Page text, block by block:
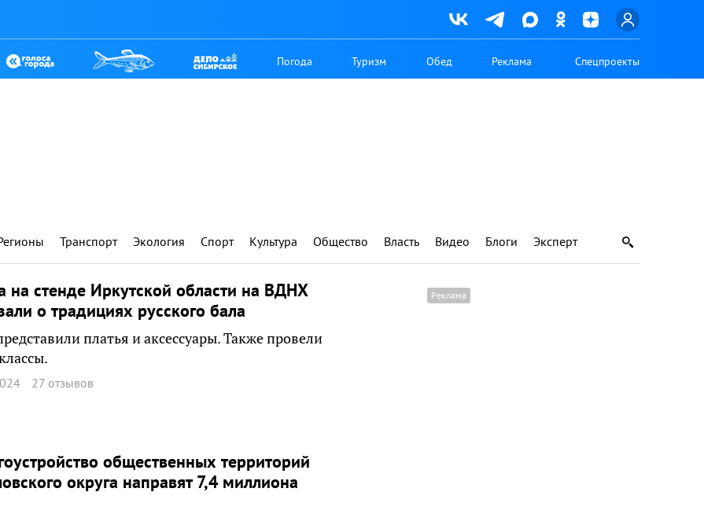
Погода Туризм Обед Реклама Спецпроекты
Транспорт Экология Спорт Культура Общество Власть Видео Блоги Эксперт
на стенде Иркутской области на ВДНХ
о традициях русского бала
платья и аксессуары. Также провели
27 отзывов
общественных территорий
округа направят 7,4 миллиона